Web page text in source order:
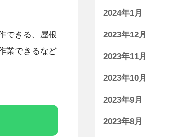
できる、屋根
業できるなど
2024年1月
2023年12月
2023年11月
2023年10月
2023年9月
2023年8月